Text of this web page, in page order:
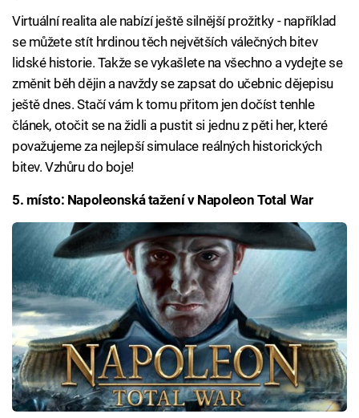
Virtuální realita ale nabízí ještě silnější prožitky - například
se můžete stít hrdinou těch největších válečných bitev
lidské historie. Takže se vykašlete na všechno a vydejte se
změnit běh dějin a navždy se zapsat do učebnic dějepisu
ještě dnes. Stačí vám k tomu přitom jen dočíst tenhle
článek, otočit se na židli a pustit si jednu z pěti her, které
považujeme za nejlepší simulace reálných historických
bitev. Vzhůru do boje!
5. místo: Napoleonská tažení v Napoleon Total War